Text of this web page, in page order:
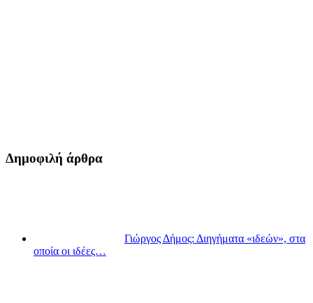
Δημοφιλή άρθρα
Γιώργος Δήμος: Διηγήματα «ιδεών», στα
οποία οι ιδέες…